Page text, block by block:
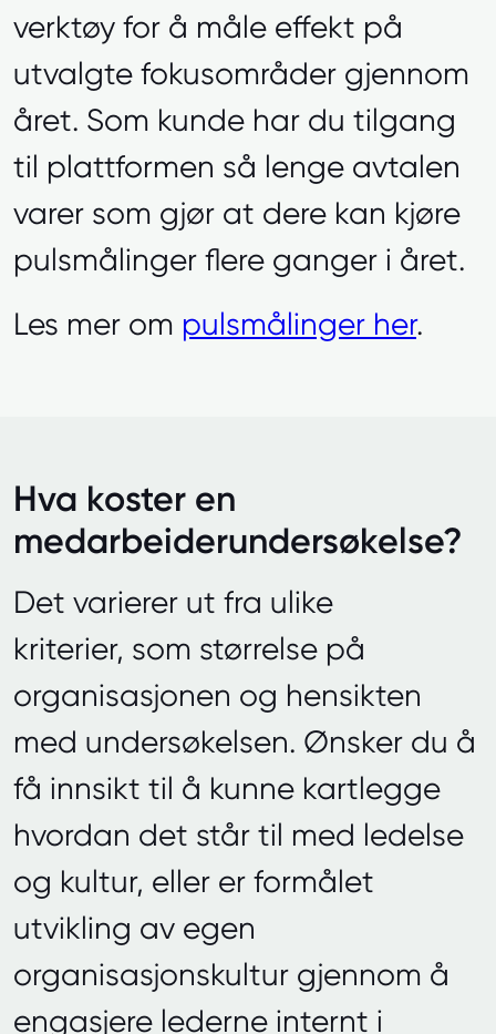
verktøy for å måle effekt på
utvalgte fokusområder gjennom
året. Som kunde har du tilgang
til plattformen så lenge avtalen
varer som gjør at dere kan kjøre
pulsmålinger flere ganger i året.
Les mer om pulsmålinger her.
Hva koster en
medarbeiderundersøkelse?
Det varierer ut fra ulike
kriterier, som størrelse på
organisasjonen og hensikten
med undersøkelsen. Ønsker du å
få innsikt til å kunne kartlegge
hvordan det står til med ledelse
og kultur, eller er formålet
utvikling av egen
organisasjonskultur gjennom å
engasjere lederne internt i